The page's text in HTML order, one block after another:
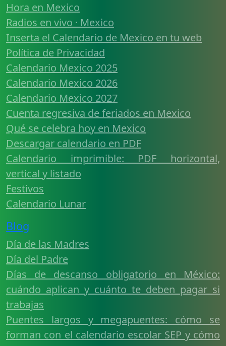
Hora en Mexico
Radios en vivo · Mexico
Inserta el Calendario de Mexico en tu web
Política de Privacidad
Calendario Mexico 2025
Calendario Mexico 2026
Calendario Mexico 2027
Cuenta regresiva de feriados en Mexico
Qué se celebra hoy en Mexico
Descargar calendario en PDF
Calendario imprimible: PDF horizontal,
vertical y listado
Festivos
Calendario Lunar
Blog
Día de las Madres
Día del Padre
Días de descanso obligatorio en México:
cuándo aplican y cuánto te deben pagar si
trabajas
Puentes largos y megapuentes: cómo se
forman con el calendario escolar SEP y cómo